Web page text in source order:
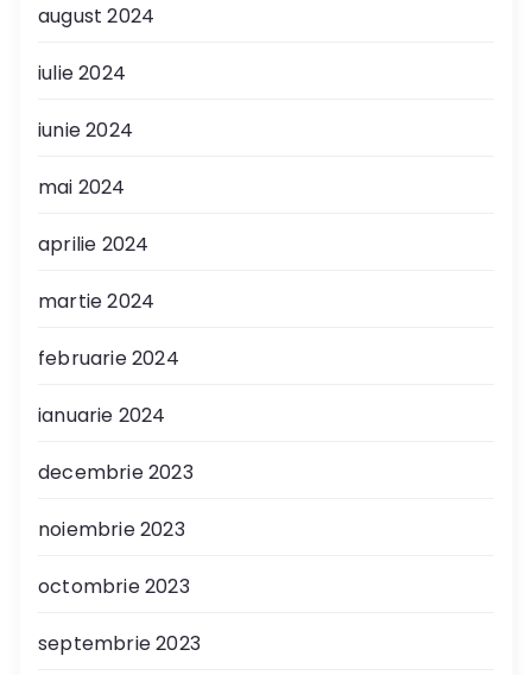
august 2024
iulie 2024
iunie 2024
mai 2024
aprilie 2024
martie 2024
februarie 2024
ianuarie 2024
decembrie 2023
noiembrie 2023
octombrie 2023
septembrie 2023